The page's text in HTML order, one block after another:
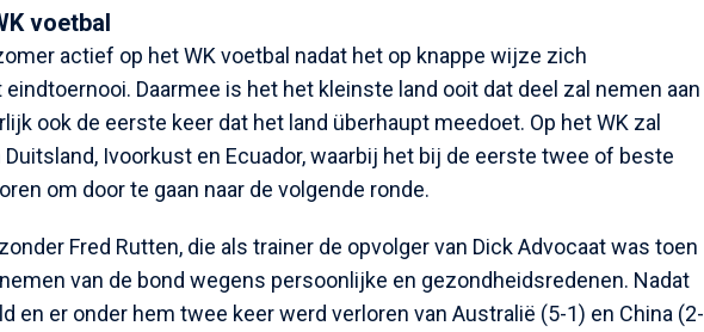
voetbal
actief op het WK voetbal nadat het op knappe wijze zich
Daarmee is het het kleinste land ooit dat deel zal nemen aan
ook de eerste keer dat het land überhaupt meedoet. Op het WK zal
Ivoorkust en Ecuador, waarbij het bij de eerste twee of beste
om door te gaan naar de volgende ronde.
Fred Rutten, die als trainer de opvolger van Dick Advocaat was toen
van de bond wegens persoonlijke en gezondheidsredenen. Nadat
en er onder hem twee keer werd verloren van Australië (5-1) en China (2-